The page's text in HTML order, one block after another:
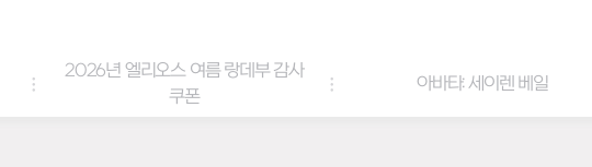
2026년 엘리오스 여름 랑데부 감사
쿠폰
아바타: 세이렌 베일